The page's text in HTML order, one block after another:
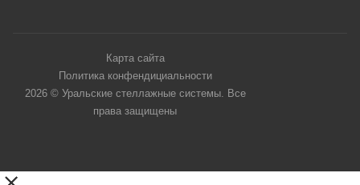
Карта сайта
Политика конфендициальности
2026 © Уральские стеллажные системы. Все
права защищены